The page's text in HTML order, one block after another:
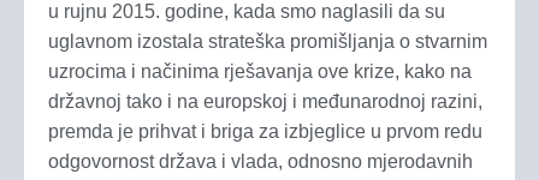
u rujnu 2015. godine, kada smo naglasili da su
uglavnom izostala strateška promišljanja o stvarnim
uzrocima i načinima rješavanja ove krize, kako na
državnoj tako i na europskoj i međunarodnoj razini,
premda je prihvat i briga za izbjeglice u prvom redu
odgovornost država i vlada, odnosno mjerodavnih